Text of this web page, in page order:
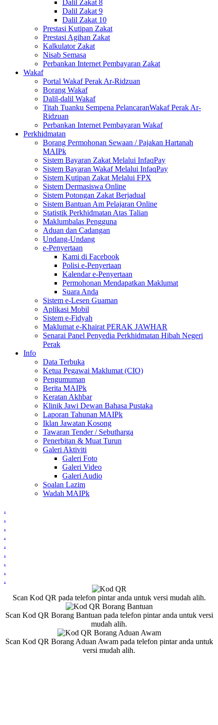
Dalil Zakat 8
Dalil Zakat 9
Dalil Zakat 10
Prestasi Kutipan Zakat
Prestasi Agihan Zakat
Kalkulator Zakat
Nisab Semasa
Perbankan Internet Pembayaran Zakat
Wakaf
Portal Wakaf Perak Ar-Ridzuan
Borang Wakaf
Dalil-dalil Wakaf
Titah Tuanku Sempena PelancaranWakaf Perak Ar-
Ridzuan
Perbankan Internet Pembayaran Wakaf
Perkhidmatan
Borang Permohonan Sewaan / Pajakan Hartanah
MAIPk
Sistem Bayaran Zakat Melalui InfaqPay
Sistem Bayaran Wakaf Melalui InfaqPay
Sistem Kutipan Zakat Melalui FPX
Sistem Dermasiswa Online
Sistem Potongan Zakat Berjadual
Sistem Bantuan Am Pelajaran Online
Statistik Perkhidmatan Atas Talian
Maklumbalas Pengguna
Aduan dan Cadangan
Undang-Undang
e-Penyertaan
Kami di Facebook
Polisi e-Penyertaan
Kalendar e-Penyertaan
Permohonan Mendapatkan Maklumat
Suara Anda
Sistem e-Lesen Guaman
Aplikasi Mobil
Sistem e-Fidyah
Maklumat e-Khairat PERAK JAWHAR
Senarai Panel Penyedia Perkhidmatan Hibah Negeri
Perak
Info
Data Terbuka
Ketua Pegawai Maklumat (CIO)
Pengumuman
Berita MAIPk
Keratan Akhbar
Klinik Jawi Dewan Bahasa Pustaka
Laporan Tahunan MAIPk
Iklan Jawatan Kosong
Tawaran Tender / Sebutharga
Penerbitan & Muat Turun
Galeri Aktiviti
Galeri Foto
Galeri Video
Galeri Audio
Soalan Lazim
Wadah MAIPk
.
.
.
.
.
.
.
.
.
Scan Kod QR pada telefon pintar anda untuk versi mudah alih.
Scan Kod QR Borang Bantuan pada telefon pintar anda untuk versi
mudah alih.
Scan Kod QR Borang Aduan Awam pada telefon pintar anda untuk
versi mudah alih.